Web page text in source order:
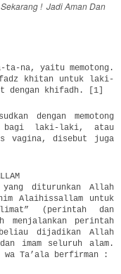
! Jadi Aman Dan
na, yaitu memotong.
khitan untuk laki-
dengan khifadh. [1]
dengan memotong
bagi laki-laki, atau
vagina, disebut juga
diturunkan Allah
Alaihissallam untuk
(perintah dan
perintah
beliau dijadikan Allah
imam seluruh alam.
wa Ta’ala berfirman :